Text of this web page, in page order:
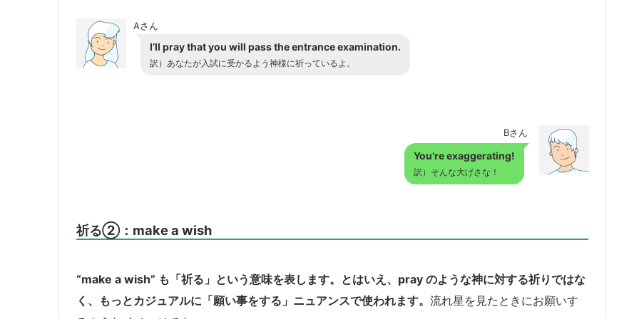
Aさん
I’ll pray that you will pass the entrance examination.
訳）あなたが入試に受かるよう神様に祈っているよ。
Bさん
You’re exaggerating!
訳）そんな大げさな！
祈る②：make a wish
“make a wish” も「祈る」という意味を表します。 とはいえ、pray のような神に対する祈りではな
く、もっとカジュアルに「願い事をする」ニュアンスで使われます。 流れ星を見たときにお願いす